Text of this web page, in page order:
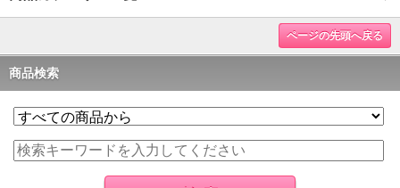
ページの先頭へ戻る
商品検索